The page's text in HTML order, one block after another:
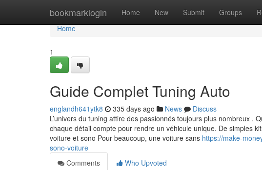
bookmarklogin Home New Submit Groups
Home
Home
1
Guide Complet Tuning Auto
englandh641ytk8 335 days ago News
Discuss
L’univers du tuning attire des passionnés toujours plus nombreux .
chaque détail compte pour rendre un véhicule unique. De simples
voiture et sono Pour beaucoup, une voiture sans https://make-
sono-voiture
Comments
Who Upvoted